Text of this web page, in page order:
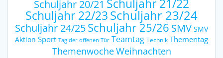
Schuljahr 20/21 Schuljahr 21/22
Schuljahr 22/23Schuljahr 23/24
Schuljahr 24/25Schuljahr 25/26 SMV SMV
Aktion Sport Tag der offenen Tür Teamtag Technik Thementag
ThemenwocheWeihnachten